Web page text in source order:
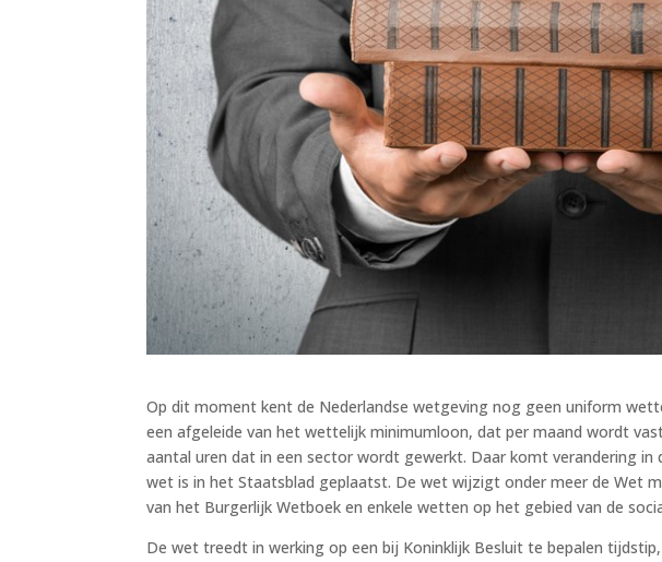
Op dit moment kent de Nederlandse wetgeving nog geen uniform
een afgeleide van het wettelijk minimumloon, dat per maand wordt
aantal uren dat in een sector wordt gewerkt. Daar komt verandering
wet is in het Staatsblad geplaatst. De wet wijzigt onder meer de Wet
van het Burgerlijk Wetboek en enkele wetten op het gebied van de
De wet treedt in werking op een bij Koninklijk Besluit te bepalen